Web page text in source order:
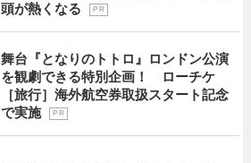
頭が熱くなる
P R
舞台『となりのトトロ』ロンドン公演
を観劇できる特別企画！ ローチケ
［旅行］海外航空券取扱スタート記念
で実施
P R